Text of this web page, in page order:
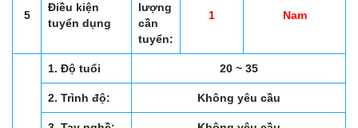
5
Điều kiện
tuyển dụng
lượng
cần
tuyển:
1 Nam
1. Độ tuổi 20 ~ 35
2. Trình độ: Không yêu cầu